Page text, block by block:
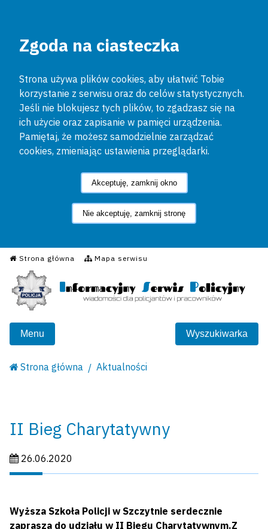
Zgoda na ciasteczka
Strona używa plików cookies, aby ułatwić Tobie
korzystanie z serwisu oraz do celów statystycznych.
Jeśli nie blokujesz tych plików, to zgadzasz się na
ich użycie oraz zapisanie w pamięci urządzenia.
Pamiętaj, że możesz samodzielnie zarządzać
cookies, zmieniając ustawienia przeglądarki.
Akceptuję, zamknij okno
Nie akceptuję, zamknij stronę
Strona główna Mapa serwisu
Informacyjny Serwis
Menu Wyszukiwarka
Strona główna Aktualności
II Bieg Charytatywny
Data publikacji:
26.06.2020
Wyższa Szkoła Policji w Szczytnie serdecznie
zaprasza do udziału w II Biegu Charytatywnym.Z